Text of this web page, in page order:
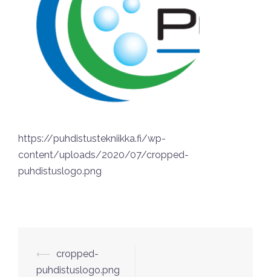
https://puhdistustekniikka.fi/wp-
content/uploads/2020/07/cropped-
puhdistuslogo.png
⟵
cropped-
puhdistuslogo.png